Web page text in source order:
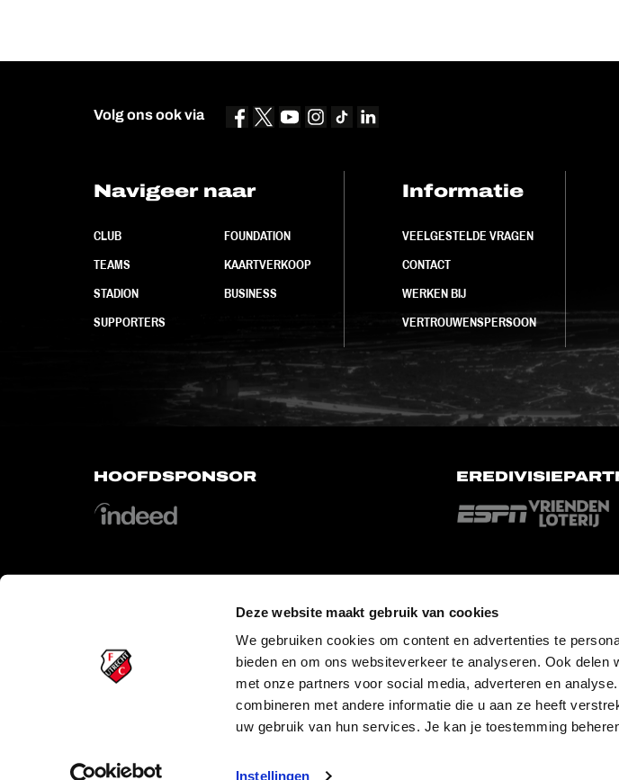
Deze website maakt gebruik van cookies
We gebruiken cookies om content en advertenties te
bieden en om ons websiteverkeer te analyseren. Ook
met onze partners voor social media, adverteren en
combineren met andere informatie die u aan ze heeft
uw gebruik van hun services. Je kan je toestemming
Instellingen
Volg ons ook via
Navigeer naar
CLUB
TEAMS
STADION
SUPPORTERS
FOUNDATION
KAARTVERKOOP
BUSINESS
Informatie
VEELGESTELDE VRAGEN
CONTACT
WERKEN BIJ
VERTROUWENSPERSOON
HOOFDSPONSOR
OFFICIAL PARTNERS